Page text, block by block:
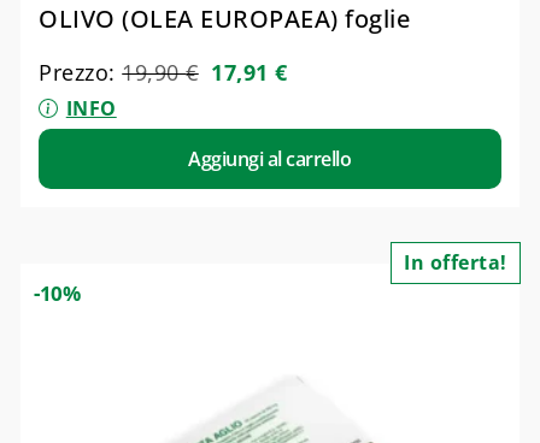
OLIVO (OLEA EUROPAEA) foglie
Prezzo:19,90€ 17,91€
INFO
Aggiungi al carrello
In offerta!
-10%